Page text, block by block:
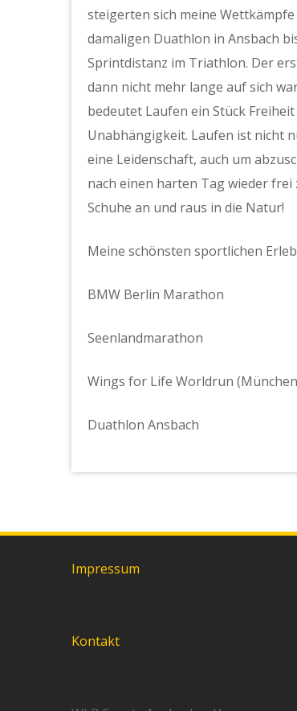
steigerten sich meine
damaligen Duathlon in Ansbach
Sprintdistanz im Triathlon. Der
dann nicht mehr lange auf sich
bedeutet Laufen ein Stück
Unabhängigkeit. Laufen ist nicht
eine Leidenschaft, auch um
nach einen harten Tag wieder frei
Schuhe an und raus in die Natur!
Meine schönsten sportlichen
BMW Berlin Marathon
Seenlandmarathon
Wings for Life Worldrun
Duathlon Ansbach
Impressum
Kontakt